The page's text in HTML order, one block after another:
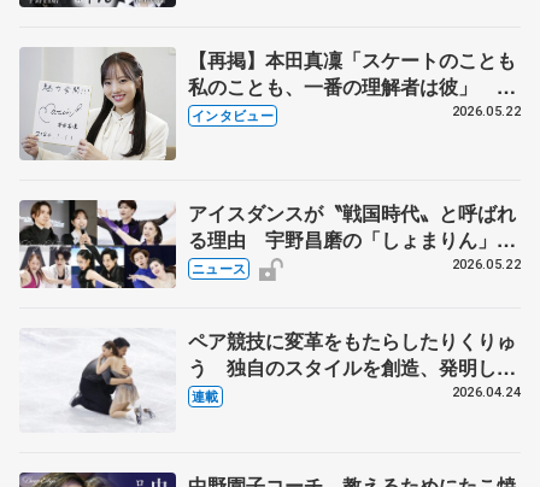
【再掲】本田真凜「スケートのことも
私のことも、一番の理解者は彼」 引
退時の単独インタビューで語った競技
インタビュー 2026.05.22
アイスダンスが〝戦国時代〟と呼ばれ
る理由 宇野昌磨の「しょまりん」ら
実力者が相次いで参戦 国内の競争激
ニュース 2026.05.22
ペア競技に変革をもたらしたりくりゅ
う 独自のスタイルを創造、発明した
【引退発表後②】
連載 2026.04.24